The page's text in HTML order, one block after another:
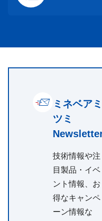
ミネベアミ
ツミ
技術情報や注
目製品・イベ
ント情報、お
得なキャンペ
ーン情報な